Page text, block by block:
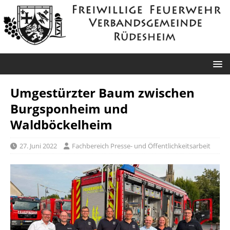
Umgestürzter Baum zwischen
Burgsponheim und
Waldböckelheim
27. Juni 2022 Fachbereich Presse- und Öffentlichkeitsarbeit